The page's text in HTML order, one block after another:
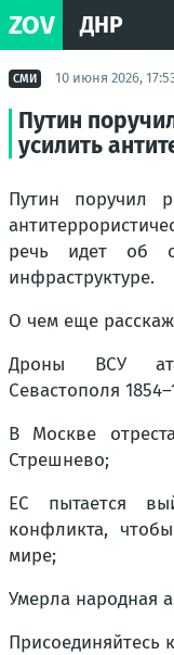
ZOV ДНР
СМИ 10 июня 2026,
Путин
усилить
Путин поручил
речь идет об
инфраструктуре.
О чем еще
Дроны ВСУ
Севастополя
В Москве
Стрешнево;
ЕС пытается
конфликта,
мире;
Умерла народная
Присоединяйтесь